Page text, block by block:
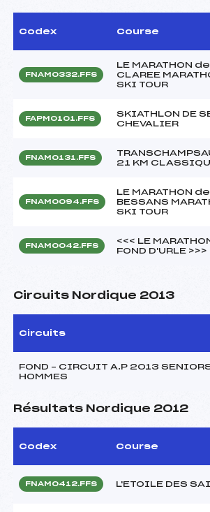
Codex Course
FNAM0332.FFS
LE MARATHON
CLAREE
SKI TOUR
FAPM0101.FFS
SKIATHLON DE
CHEVALIER
FNAM0131.FFS
21 KM
FNAM0094.FFS
LE MARATHON de
BESSANS
SKI TOUR
FNAM0042.FFS
<<< LE
FOND D'URLE >>>
Circuits Nordique 2013
Circuits
FOND – CIRCUIT A.P 2013
HOMMES
Résultats Nordique 2012
Codex Course
FNAM0412.FFS L'ETOILE DES